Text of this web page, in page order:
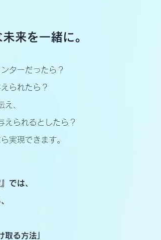
来を一緒に。
ターだったら？
られたら？
え、
えられるとしたら？
実現できます。
では、
取る方法」